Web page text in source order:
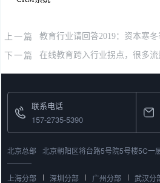
上一篇 教育行业请回答2019：资本寒冬
下一篇 在线教育跨入行业拐点，很多
联系电话
157-2735-5390
北京总部 北京朝阳区将台路5号院5号楼5C一
上海分部 深圳分部 广州分部 武汉分